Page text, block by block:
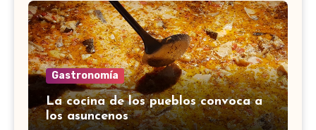
Gastronomía
La cocina de los pueblos convoca a
los asuncenos